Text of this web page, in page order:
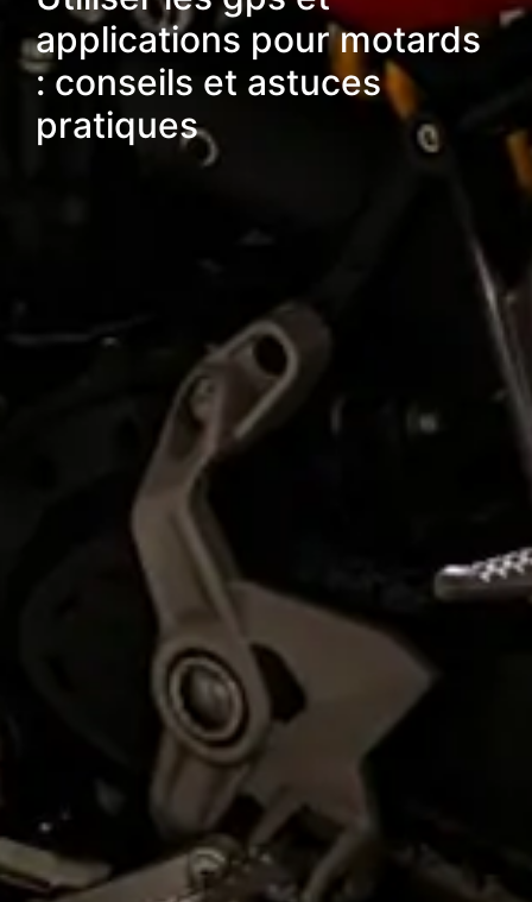
applications pour motards
: conseils et astuces
pratiques